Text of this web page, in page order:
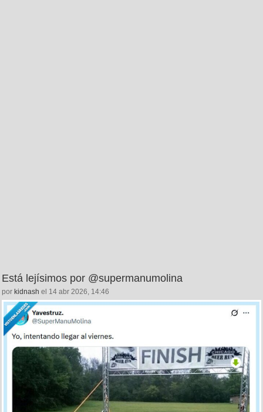
Está lejísimos por @supermanumolina
por kidnash el 14 abr 2026, 14:46